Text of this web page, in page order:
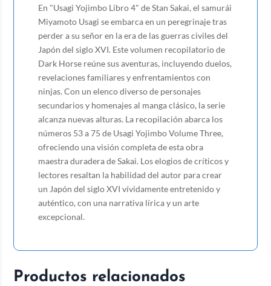
En "Usagi Yojimbo Libro 4" de Stan Sakai, el samurái
Miyamoto Usagi se embarca en un peregrinaje tras
perder a su señor en la era de las guerras civiles del
Japón del siglo XVI. Este volumen recopilatorio de
Dark Horse reúne sus aventuras, incluyendo duelos,
revelaciones familiares y enfrentamientos con
ninjas. Con un elenco diverso de personajes
secundarios y homenajes al manga clásico, la serie
alcanza nuevas alturas. La recopilación abarca los
números 53 a 75 de Usagi Yojimbo Volume Three,
ofreciendo una visión completa de esta obra
maestra duradera de Sakai. Los elogios de críticos y
lectores resaltan la habilidad del autor para crear
un Japón del siglo XVI vívidamente entretenido y
auténtico, con una narrativa lírica y un arte
excepcional.
Productos relacionados